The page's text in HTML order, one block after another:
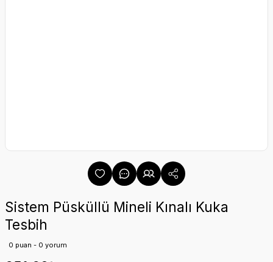
Sistem Püsküllü Mineli Kınalı Kuka
Tesbih
0 puan - 0 yorum